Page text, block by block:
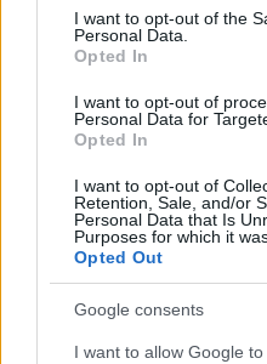
consent section.
I want to opt-out of the
Personal Data.
Opted In
I want to opt-out of
Personal Data for
Opted In
I want to opt-out of
Retention, Sale, and/or
Personal Data that Is
Purposes for which it
Opted Out
Google consents
I want to allow Google
Μετάλλιο για τον
Πανελλήνιο Πρωτάθλημα